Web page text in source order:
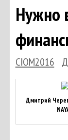
Нужно
CIOM2016
Дмитрий